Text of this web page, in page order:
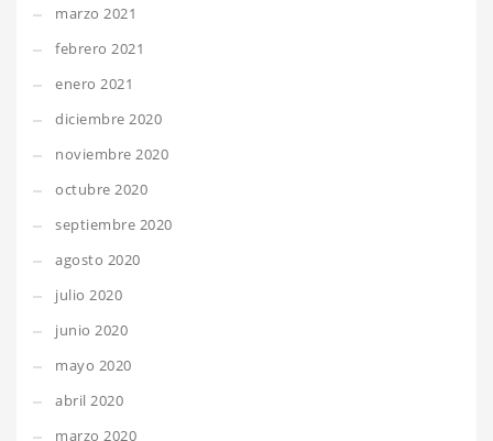
marzo 2021
febrero 2021
enero 2021
diciembre 2020
noviembre 2020
octubre 2020
septiembre 2020
agosto 2020
julio 2020
junio 2020
mayo 2020
abril 2020
marzo 2020